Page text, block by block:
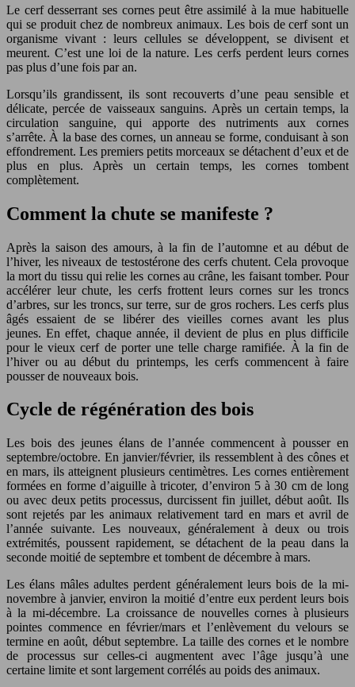
Le cerf desserrant ses cornes peut être assimilé à la mue habituelle
qui se produit chez de nombreux animaux. Les bois de cerf sont un
organisme vivant : leurs cellules se développent, se divisent et
meurent. C’est une loi de la nature. Les cerfs perdent leurs cornes
pas plus d’une fois par an.
Lorsqu’ils grandissent, ils sont recouverts d’une peau sensible et
délicate, percée de vaisseaux sanguins. Après un certain temps, la
circulation sanguine, qui apporte des nutriments aux cornes
s’arrête. À la base des cornes, un anneau se forme, conduisant à son
effondrement. Les premiers petits morceaux se détachent d’eux et de
plus en plus. Après un certain temps, les cornes tombent
complètement.
Comment la chute se manifeste ?
Après la saison des amours, à la fin de l’automne et au début de
l’hiver, les niveaux de testostérone des cerfs chutent. Cela provoque
la mort du tissu qui relie les cornes au crâne, les faisant tomber. Pour
accélérer leur chute, les cerfs frottent leurs cornes sur les troncs
d’arbres, sur les troncs, sur terre, sur de gros rochers. Les cerfs plus
âgés essaient de se libérer des vieilles cornes avant les plus
jeunes. En effet, chaque année, il devient de plus en plus difficile
pour le vieux cerf de porter une telle charge ramifiée. À la fin de
l’hiver ou au début du printemps, les cerfs commencent à faire
pousser de nouveaux bois.
Cycle de régénération des bois
Les bois des jeunes élans de l’année commencent à pousser en
septembre/octobre. En janvier/février, ils ressemblent à des cônes et
en mars, ils atteignent plusieurs centimètres. Les cornes entièrement
formées en forme d’aiguille à tricoter, d’environ 5 à 30 cm de long
ou avec deux petits processus, durcissent fin juillet, début août. Ils
sont rejetés par les animaux relativement tard en mars et avril de
l’année suivante. Les nouveaux, généralement à deux ou trois
extrémités, poussent rapidement, se détachent de la peau dans la
seconde moitié de septembre et tombent de décembre à mars.
Les élans mâles adultes perdent généralement leurs bois de la mi-
novembre à janvier, environ la moitié d’entre eux perdent leurs bois
à la mi-décembre. La croissance de nouvelles cornes à plusieurs
pointes commence en février/mars et l’enlèvement du velours se
termine en août, début septembre. La taille des cornes et le nombre
de processus sur celles-ci augmentent avec l’âge jusqu’à une
certaine limite et sont largement corrélés au poids des animaux.